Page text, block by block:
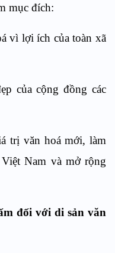
mục đích:
vì lợi ích của toàn xã
của cộng đồng các
trị văn hoá mới, làm
Nam và mở rộng
đối với di sản văn